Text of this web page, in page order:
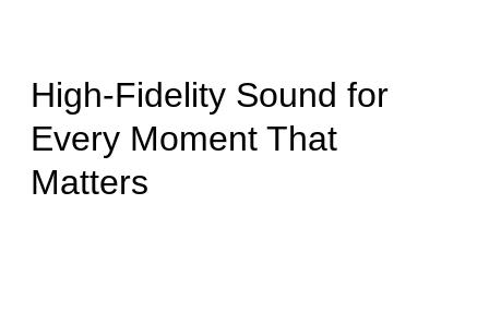
High-Fidelity Sound for
Every Moment That
Matters